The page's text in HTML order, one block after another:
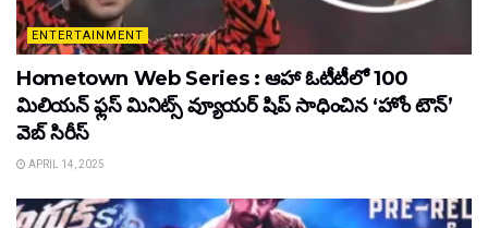
ENTERTAINMENT
Hometown Web Series : ఆహా ఓటీటీలో 100
మిలియన్ ఫ్లస్ మినిట్స్ వ్యూయర్ షిప్ సాధించిన ‘హోం టౌన్’
వెబ్ సిరీస్
APRIL 14, 2025